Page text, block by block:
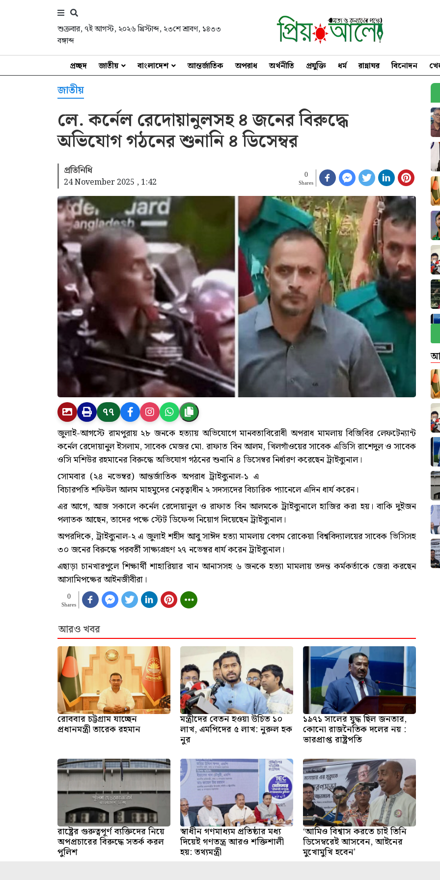
শুক্রবার, ৭ই আগস্ট, ২০২৬ খ্রিস্টাব্দ, ২৩শে শ্রাবণ, ১৪৩৩
বঙ্গাব্দ
প্রচ্ছদ জাতীয় বাংলাদেশ আন্তর্জাতিক অপরাধ অর্থনীতি প্রযুক্তি ধর্ম রান্নাঘর বিনোদন
জাতীয়
লে. কর্নেল রেদোয়ানুলসহ ৪ জনের বিরুদ্ধে
অভিযোগ গঠনের শুনানি ৪ ডিসেম্বর
প্রতিনিধি
24 November 2025 , 1:42
0
Shares
৭৭
জুলাই-আগস্টে রামপুরায় ২৮ জনকে হত্যায় অভিযোগে মানবতাবিরোধী অপরাধ মামলায় বিজিবির লেফটেন্যান্ট
কর্নেল রেদোয়ানুল ইসলাম, সাবেক মেজর মো. রাফাত বিন আলম, খিলগাঁওয়ের সাবেক এডিসি রাশেদুল ও সাবেক
ওসি মশিউর রহমানের বিরুদ্ধে অভিযোগ গঠনের শুনানি ৪ ডিসেম্বর নির্ধারণ করেছেন ট্রাইব্যুনাল।
সোমবার (২৪ নভেম্বর) আন্তর্জাতিক অপরাধ ট্রাইব্যুনাল-১ এ
বিচারপতি শফিউল আলম মাহমুদের নেতৃত্বাধীন ২ সদস্যদের বিচারিক প্যানেলে এদিন ধার্য করেন।
এর আগে, আজ সকালে কর্নেল রেদোয়ানুল ও রাফাত বিন আলমকে ট্রাইব্যুনালে হাজির করা হয়। বাকি দুইজন
পলাতক আছেন, তাদের পক্ষে স্টেট ডিফেন্স নিয়োগ দিয়েছেন ট্রাইব্যুনাল।
অপরদিকে, ট্রাইব্যুনাল-২ এ জুলাই শহীদ আবু সাঈদ হত্যা মামলায় বেগম রোকেয়া বিশ্ববিদ্যালয়ের সাবেক ভিসিসহ
৩০ জনের বিরুদ্ধে পরবর্তী সাক্ষ্যগ্রহণ ২৭ নভেম্বর ধার্য করেন ট্রাইব্যুনাল।
এছাড়া চানখারপুলে শিক্ষার্থী শাহারিয়ার খান আনাসসহ ৬ জনকে হত্যা মামলায় তদন্ত কর্মকর্তাকে জেরা করছেন
আসামিপক্ষের আইনজীবীরা।
0
Shares
আরও খবর
রোববার চট্টগ্রাম যাচ্ছেন
প্রধানমন্ত্রী তারেক রহমান
মন্ত্রীদের বেতন হওয়া উচিত ১০
লাখ, এমপিদের ৫ লাখ: নুরুল হক
নুর
১৯৭১ সালের যুদ্ধ ছিল জনতার,
কোনো রাজনৈতিক দলের নয় :
ভারপ্রাপ্ত রাষ্ট্রপতি
রাষ্ট্রের গুরুত্বপূর্ণ ব্যক্তিদের নিয়ে
অপপ্রচারের বিরুদ্ধে সতর্ক করল
পুলিশ
স্বাধীন গণমাধ্যম প্রতিষ্ঠার মধ্য
দিয়েই গণতন্ত্র আরও শক্তিশালী
হয়: তথ্যমন্ত্রী
‘আমিও বিশ্বাস করতে চাই তিনি
ডিসেম্বরেই আসবেন, আইনের
মুখোমুখি হবেন’